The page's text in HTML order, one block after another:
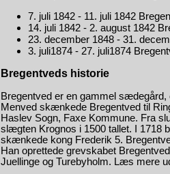
7. juli 1842 - 11. juli 1842
14. juli 1842 - 2. august 1842
23. december 1848 - 31.
3. juli1874 - 27. juli1874
Bregentveds historie
Bregentved er en gammel
Menved skænkede Bregentved til
Haslev Sogn, Faxe Kommune. Fra
slægten Krognos i 1500 tallet. I 1718
skænkede kong Frederik 5.
Han oprettede grevskabet
Juellinge og Turebyholm. Læs mere